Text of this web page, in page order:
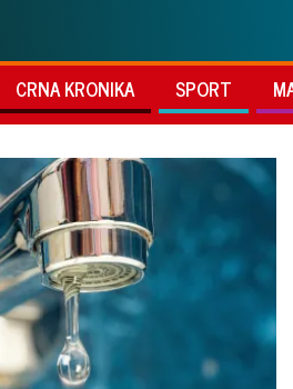
CRNA KRONIKA SPORT